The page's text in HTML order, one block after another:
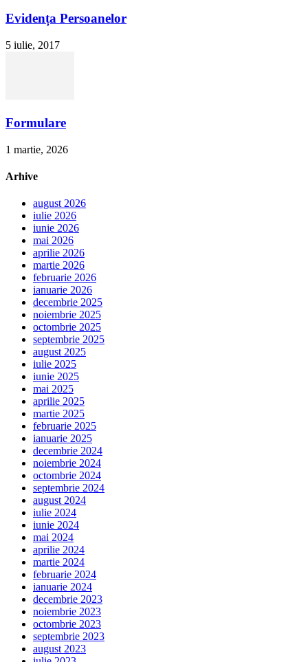
Evidența Persoanelor
5 iulie, 2017
Formulare
1 martie, 2026
Arhive
august 2026
iulie 2026
iunie 2026
mai 2026
aprilie 2026
martie 2026
februarie 2026
ianuarie 2026
decembrie 2025
noiembrie 2025
octombrie 2025
septembrie 2025
august 2025
iulie 2025
iunie 2025
mai 2025
aprilie 2025
martie 2025
februarie 2025
ianuarie 2025
decembrie 2024
noiembrie 2024
octombrie 2024
septembrie 2024
august 2024
iulie 2024
iunie 2024
mai 2024
aprilie 2024
martie 2024
februarie 2024
ianuarie 2024
decembrie 2023
noiembrie 2023
octombrie 2023
septembrie 2023
august 2023